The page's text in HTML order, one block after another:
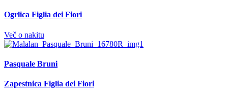
Ogrlica Figlia dei Fiori
Več o nakitu
Pasquale Bruni
Zapestnica Figlia dei Fiori